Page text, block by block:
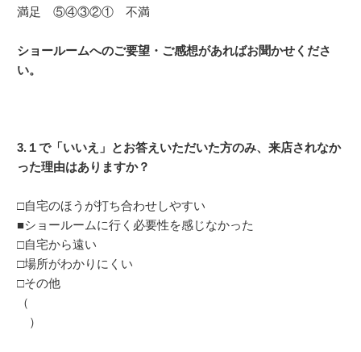
満足 ⑤④③②① 不満
ショールームへのご要望・ご感想があればお聞かせくださ
い。
3.１で「いいえ」とお答えいただいた方のみ、来店されなか
った理由はありますか？
□自宅のほうが打ち合わせしやすい
■ショールームに行く必要性を感じなかった
□自宅から遠い
□場所がわかりにくい
□その他
（
）